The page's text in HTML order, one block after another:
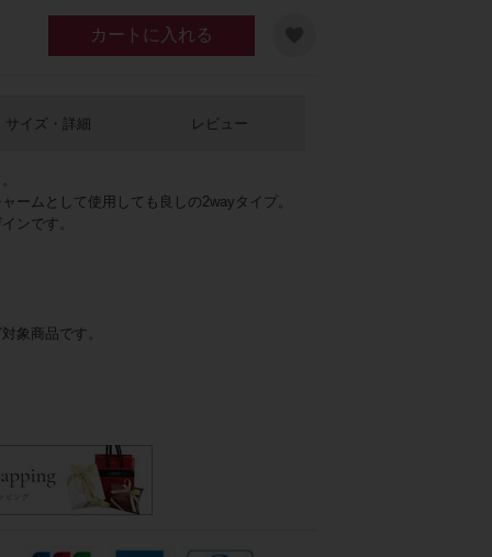
カートに入れる
ームとして使用しても良しの2wayタイプ。
ンです。
象商品です。
サイズ・詳細 レビュー